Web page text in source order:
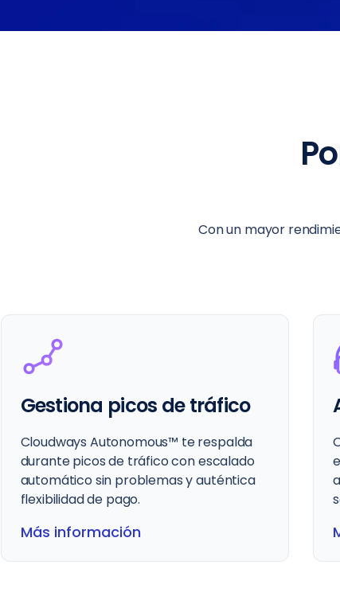
Con un mayor
Asistencia al instante 24/7
Olvídate de las esperas: el equipo
experto de soporte de Cloudways te da
apoyo siempre que lo necesites con
soluciones personalizadas.
Más información